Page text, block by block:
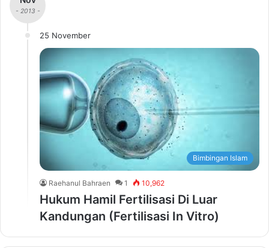
- 2013 -
25 November
Bimbingan Islam
Raehanul Bahraen 1 10,962
Hukum Hamil Fertilisasi Di Luar
Kandungan (Fertilisasi In Vitro)